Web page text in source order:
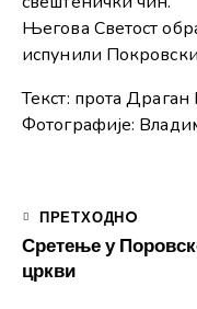
Његова Светост
испунили
Текст: прота
Фотографије:
ПРЕТХОДНO
Сретење у
цркви